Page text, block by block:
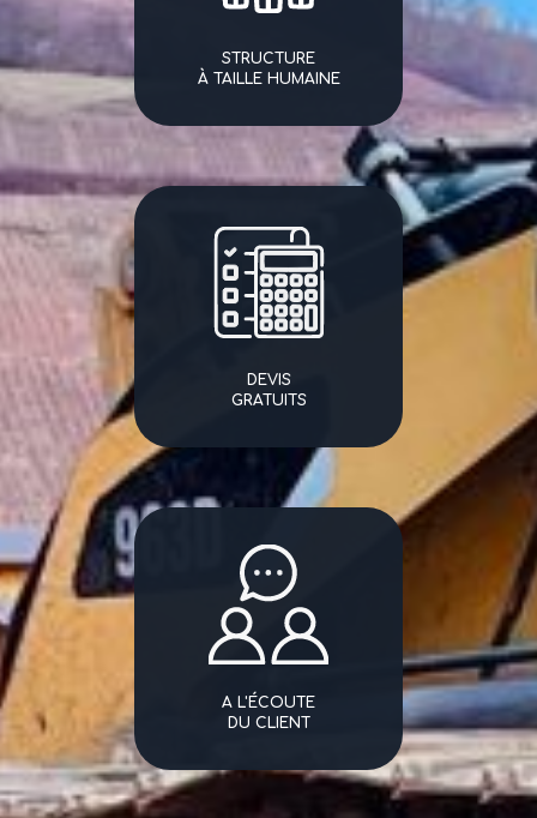
STRUCTURE
À TAILLE HUMAINE
DEVIS
GRATUITS
A L'ÉCOUTE
DU CLIENT